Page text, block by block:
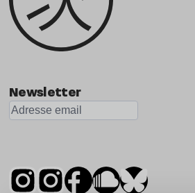
Newsletter